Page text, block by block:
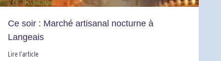
Ce soir : Marché artisanal nocturne à
Langeais
Lire l’article